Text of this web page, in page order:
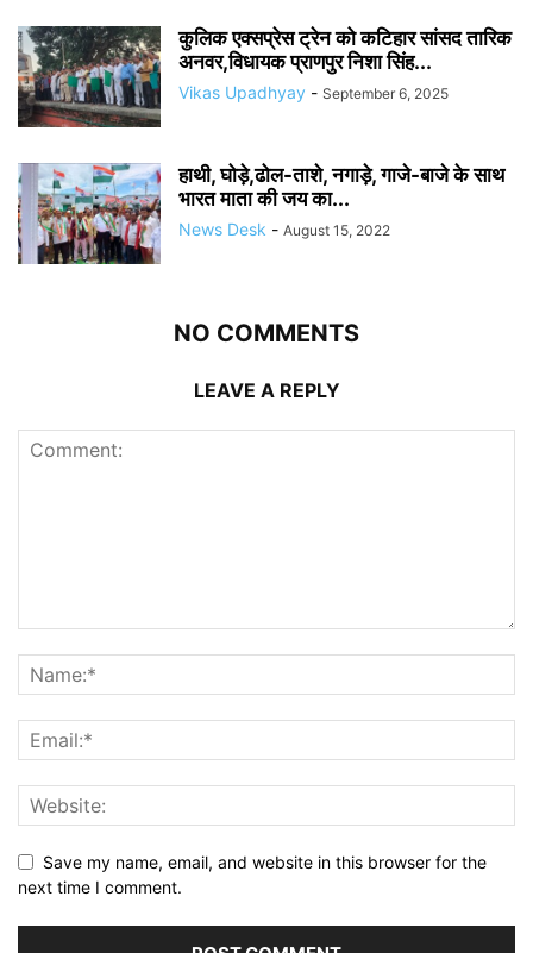
कुलिक एक्सप्रेस ट्रेन को कटिहार सांसद तारिक
अनवर,विधायक प्राणपुर निशा सिंह...
Vikas Upadhyay - September 6, 2025
हाथी, घोड़े,ढोल-ताशे, नगाड़े, गाजे-बाजे के साथ
भारत माता की जय का...
News Desk - August 15, 2022
NO COMMENTS
LEAVE A REPLY
Save my name, email, and website in this browser for the
next time I comment.